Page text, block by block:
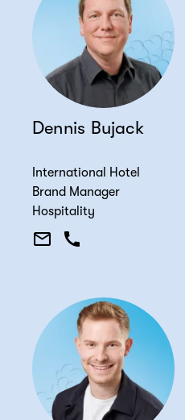
Dennis Bujack
International Hotel
Brand Manager
Hospitality